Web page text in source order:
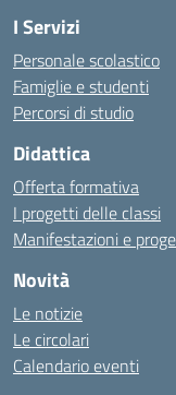
I Servizi
Personale scolastico
Famiglie e studenti
Percorsi di studio
Didattica
Offerta formativa
I progetti delle classi
Manifestazioni e
Novità
Le notizie
Le circolari
Calendario eventi